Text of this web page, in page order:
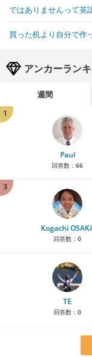
ではありませんって英
買った机より自分で作
アンカーラン
週間
1
Paul
回答数： 66
3
Kogachi
回答数： 0
TE
回答数： 0